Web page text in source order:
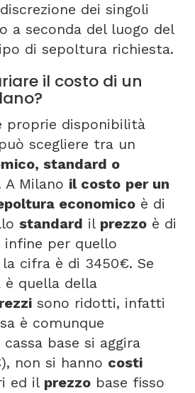
dei singoli
a seconda del luogo del
di sepoltura richiesta.
il costo di un
proprie disponibilità
scegliere tra un
standard o
A Milano il costo per un
economico è di
standard il prezzo è di
infine per quello
la cifra è di 3450€. Se
è quella della
sono ridotti, infatti
è comunque
cassa base si aggira
non si hanno costi
ed il prezzo base fisso